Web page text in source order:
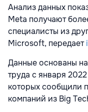
Анализ данных
Meta получают
специалисты из
Microsoft, передает
Данные основаны
труда с января
которых сообщили
компаний из Big